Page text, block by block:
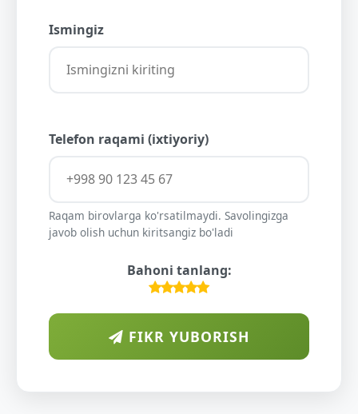
Ismingiz
Telefon raqami (ixtiyoriy)
Raqam birovlarga ko'rsatilmaydi. Savolingizga
javob olish uchun kiritsangiz bo'ladi
Bahoni tanlang:
FIKR YUBORISH